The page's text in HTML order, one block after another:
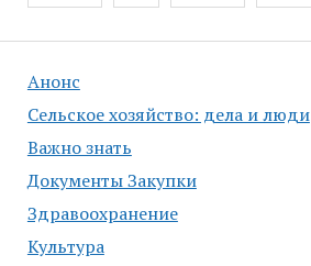
Анонс
Сельское хозяйство: дела и люди
Важно знать
Документы Закупки
Здравоохранение
Культура